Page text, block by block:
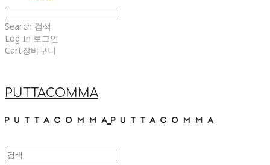
Search 검색
Log In 로그인
Cart장바구니
PUTTACOMMA